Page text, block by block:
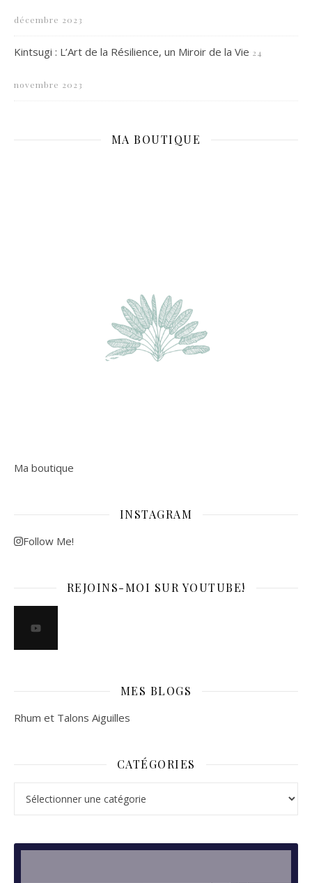
décembre 2023
Kintsugi : L’Art de la Résilience, un Miroir de la Vie 24
novembre 2023
MA BOUTIQUE
Ma boutique
INSTAGRAM
Follow Me!
REJOINS-MOI SUR YOUTUBE!
MES BLOGS
Rhum et Talons Aiguilles
CATÉGORIES